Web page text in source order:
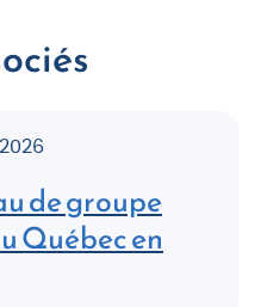
de groupe
Québec en